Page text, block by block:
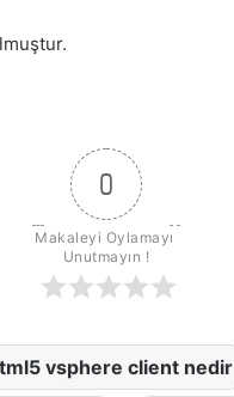
0
Makaleyi Oylamayı
Unutmayın !
vsphere client nedir